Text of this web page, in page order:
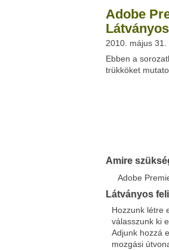
használhatod
Neved:
Címzett e-mail
Ez a videó
Ha van egy kis
Adobe
2010. május 31.
Ebben a
trükköket
Amire
Adobe
Látványos
Hozzunk létre
válasszunk ki
Adjunk hozzá
mozgási